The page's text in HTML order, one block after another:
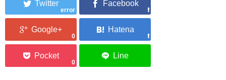
error
0
0